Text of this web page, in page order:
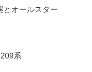
とオールスター
系